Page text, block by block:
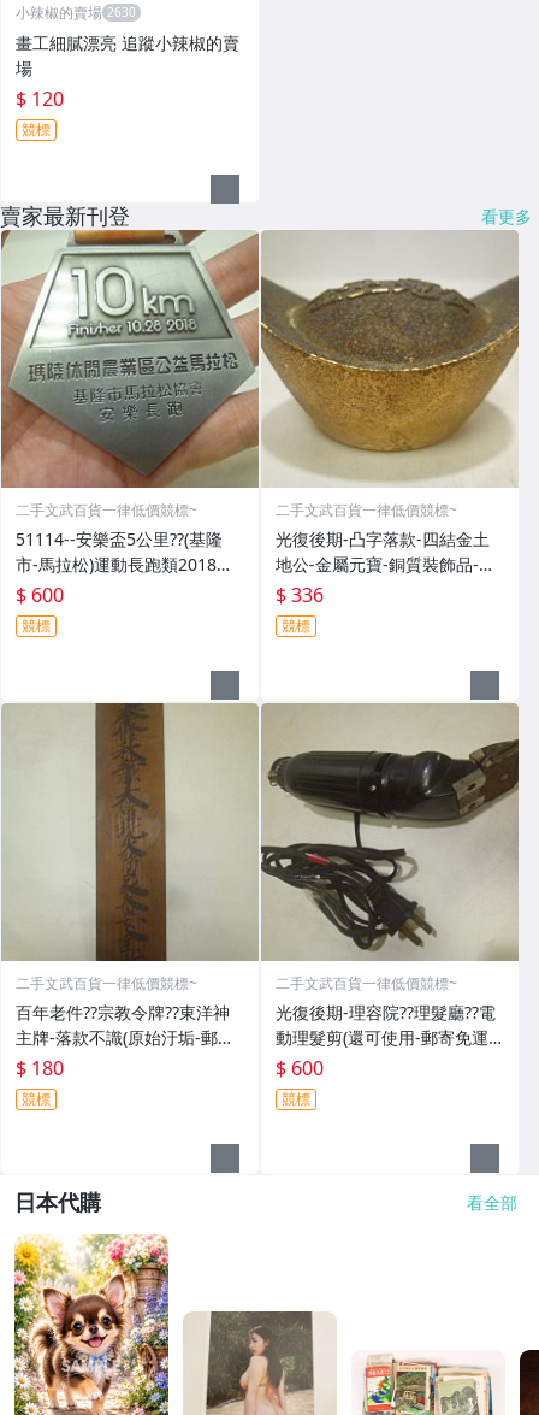
小辣椒的賣場
畫工細膩漂亮 追蹤小辣椒的賣
場
$ 120
競標
賣家最新刊登 看更多
二手文武百貨一律低價競標~
51114--安樂盃5公里??(基隆
市-馬拉松)運動長跑類2018年-
精緻獎牌??紀念章??(金屬材質-
郵寄免運費)
$ 600
競標
二手文武百貨一律低價競標~
光復後期-凸字落款-四結金土
地公-金屬元寶-銅質裝飾品-宗
教發財金??(郵寄免運費)罕見收
藏品
$ 336
競標
二手文武百貨一律低價競標~
百年老件??宗教令牌??東洋神
主牌-落款不識(原始汙垢-郵寄
免運費)罕見收藏品-60729
$ 180
競標
二手文武百貨一律低價競標~
光復後期-理容院??理髮廳??電
動理髮剪(還可使用-郵寄免運
費)收藏品~收藏用
$ 600
競標
日本代購 看全部